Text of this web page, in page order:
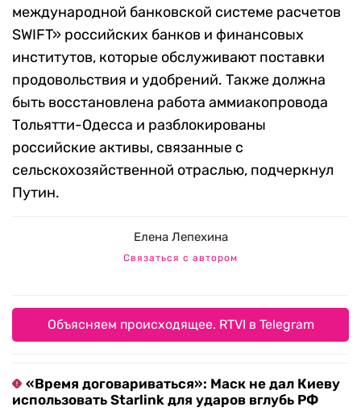
международной банковской системе расчетов
SWIFT» российских банков и финансовых
институтов, которые обслуживают поставки
продовольствия и удобрений. Также должна
быть восстановлена работа аммиакопровода
Тольятти-Одесса и разблокированы
российские активы, связанные с
сельскохозяйственной отраслью, подчеркнул
Путин.
Елена Лепехина
Связаться с автором
Объясняем происходящее. RTVI в Telegram
«Время договариваться»: Маск не дал Киеву
использовать Starlink для ударов вглубь РФ